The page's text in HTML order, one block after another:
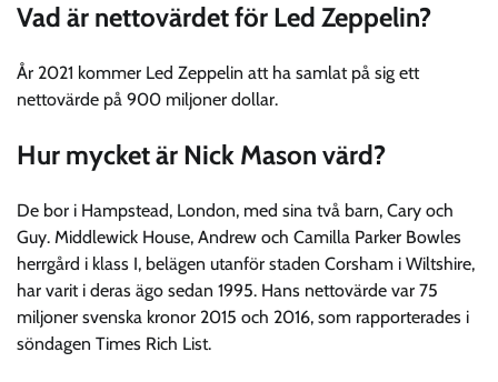
Vad är nettovärdet för Led Zeppelin?
År 2021 kommer Led Zeppelin att ha samlat på sig ett
nettovärde på 900 miljoner dollar.
Hur mycket är Nick Mason värd?
De bor i Hampstead, London, med sina två barn, Cary och
Guy. Middlewick House, Andrew och Camilla Parker Bowles
herrgård i klass I, belägen utanför staden Corsham i Wiltshire,
har varit i deras ägo sedan 1995. Hans nettovärde var 75
miljoner svenska kronor 2015 och 2016, som rapporterades i
söndagen Times Rich List.